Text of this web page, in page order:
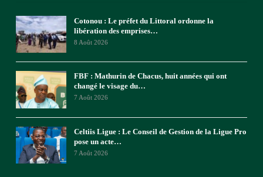
Cotonou : Le préfet du Littoral ordonne la
libération des emprises…
8 Août 2026
FBF : Mathurin de Chacus, huit années qui ont
changé le visage du…
7 Août 2026
Celtiis Ligue : Le Conseil de Gestion de la Ligue Pro
pose un acte…
7 Août 2026